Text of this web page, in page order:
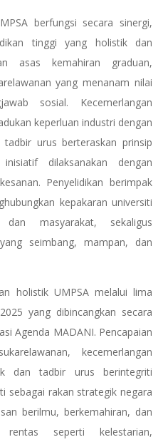
berfungsi secara sinergi,
tinggi yang holistik dan
asas kemahiran graduan,
yang menanam nilai
sosial. Kecemerlangan
keperluan industri dengan
urus berteraskan prinsip
dilaksanakan dengan
Penyelidikan berimpak
kepakaran universiti
masyarakat, sekaligus
seimbang, mampan, dan
holistik UMPSA melalui lima
yang dibincangkan secara
Agenda MADANI. Pencapaian
kecemerlangan
dan tadbir urus berintegriti
sebagai rakan strategik negara
berilmu, berkemahiran, dan
seperti kelestarian,